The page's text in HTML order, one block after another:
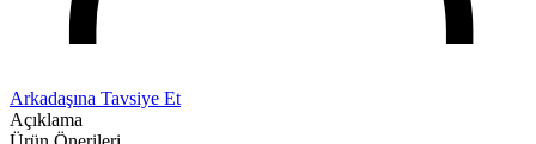
Arkadaşına Tavsiye Et
Açıklama